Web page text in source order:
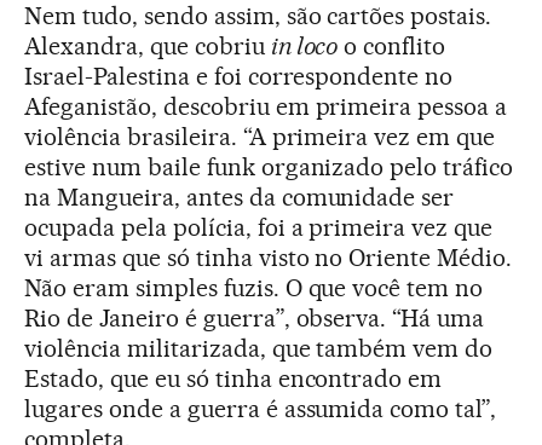
Nem tudo, sendo assim, são cartões postais.
Alexandra, que cobriu in loco o conflito
Israel-Palestina e foi correspondente no
Afeganistão, descobriu em primeira pessoa a
violência brasileira. “A primeira vez em que
estive num baile funk organizado pelo tráfico
na Mangueira, antes da comunidade ser
ocupada pela polícia, foi a primeira vez que
vi armas que só tinha visto no Oriente Médio.
Não eram simples fuzis. O que você tem no
Rio de Janeiro é guerra”, observa. “Há uma
violência militarizada, que também vem do
Estado, que eu só tinha encontrado em
lugares onde a guerra é assumida como tal”,
completa.